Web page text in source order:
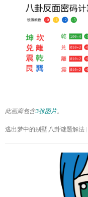
此画廊包含3张图片。
逃出梦中的别墅 八卦谜题解法